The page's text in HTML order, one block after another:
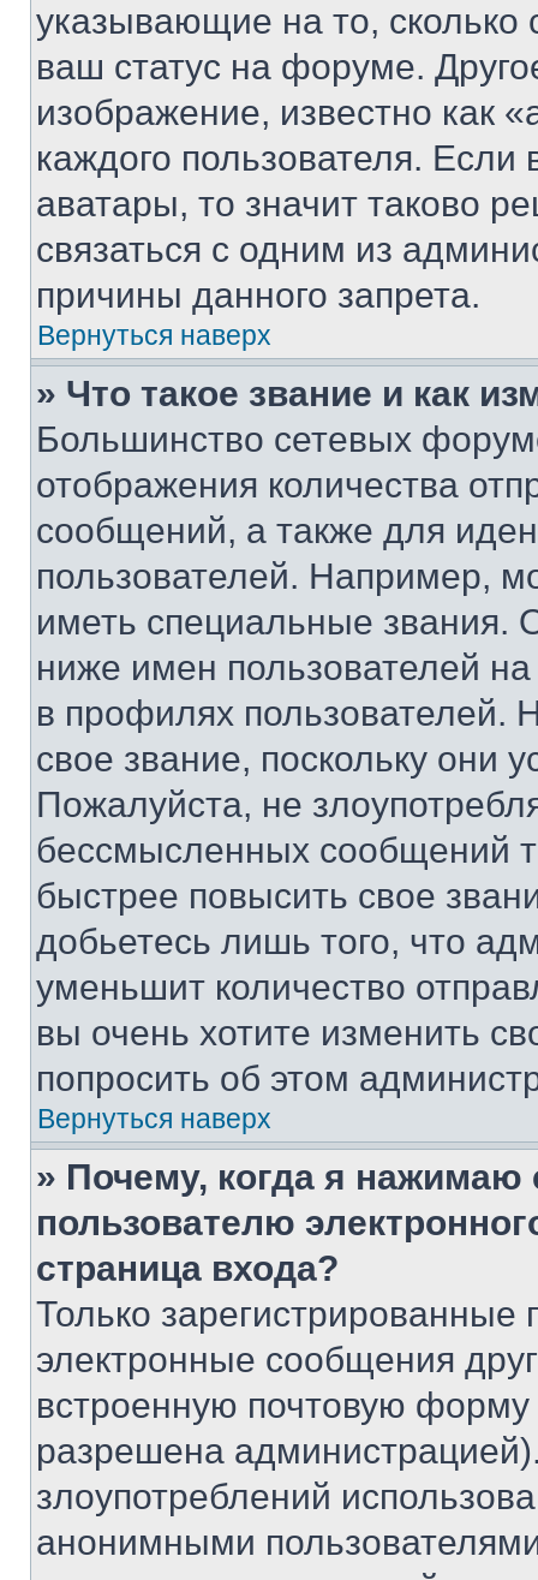
указывающие на то,
ваш статус на форуме.
изображение, известно как
каждого пользователя.
аватары, то значит таково
связаться с одним из
причины данного запрета.
Вернуться наверх
» Что такое звание и как
Большинство сетевых
отображения количества
сообщений, а также для
пользователей. Например,
иметь специальные звания.
ниже имен пользователей
в профилях
свое звание, поскольку они
Пожалуйста, не
бессмысленных сообщений
быстрее повысить свое
добьетесь лишь того, что
уменьшит количество
вы очень хотите изменить
попросить об этом
Вернуться наверх
» Почему, когда я нажимаю
пользователю
страница входа?
Только зарегистрированные
электронные сообщения
встроенную почтовую
разрешена
злоупотреблений
анонимными